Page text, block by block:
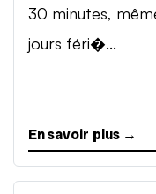
30 minutes,
jours féri�...
En savoir plus →